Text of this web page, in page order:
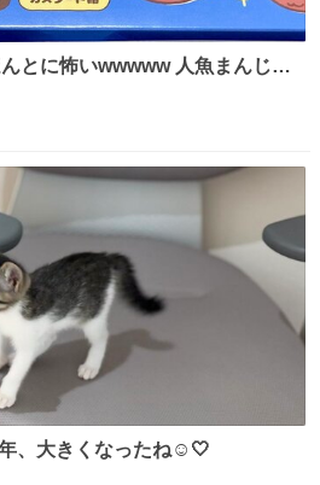
いwwwww 人魚まんじゅ
遠のいのちを…ぐへへ…と思いな
出したら自分の歯wwwwww セ
、大きくなったね☺️🤍